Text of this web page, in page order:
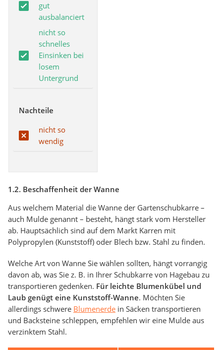
gut
ausbalanciert
nicht so
schnelles
Einsinken bei
losem
Untergrund
Nachteile
nicht so
wendig
1.2. Beschaffenheit der Wanne
Aus welchem Material die Wanne der Gartenschubkarre –
auch Mulde genannt – besteht, hängt stark vom Hersteller
ab. Hauptsächlich sind auf dem Markt Karren mit
Polypropylen (Kunststoff) oder Blech bzw. Stahl zu finden.
Welche Art von Wanne Sie wählen sollten, hängt vorrangig
davon ab, was Sie z. B. in Ihrer Schubkarre von Hagebau zu
transportieren gedenken. Für leichte Blumenkübel und
Laub genügt eine Kunststoff-Wanne. Möchten Sie
allerdings schwere Blumenerde in Säcken transportieren
und Backsteine schleppen, empfehlen wir eine Mulde aus
verzinktem Stahl.